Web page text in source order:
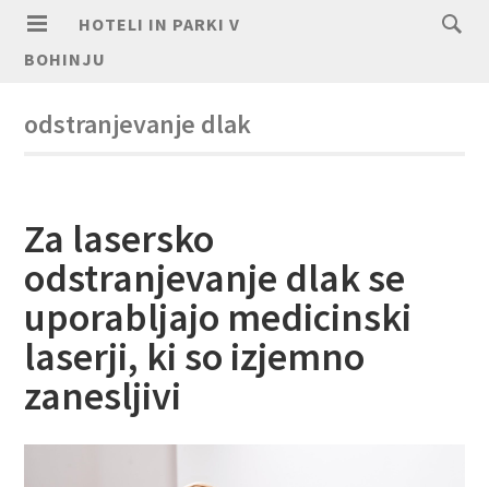
HOTELI IN PARKI V
BOHINJU
odstranjevanje dlak
Za lasersko
odstranjevanje dlak se
uporabljajo medicinski
laserji, ki so izjemno
zanesljivi